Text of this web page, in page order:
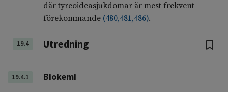
där tyreoideasjukdomar är mest frekvent
förekommande (480,481,486).
19.4 Utredning
19.4.1 Biokemi